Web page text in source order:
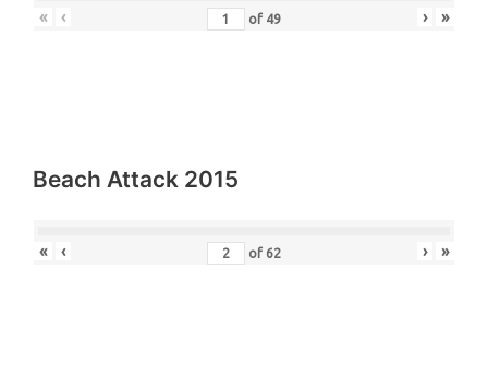
« ‹ of 49 › »
Beach Attack 2015
« ‹ of 62 › »